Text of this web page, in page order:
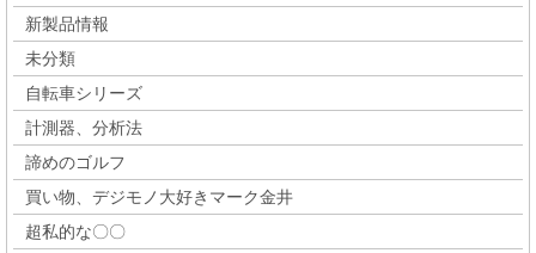
新製品情報
未分類
自転車シリーズ
計測器、分析法
諦めのゴルフ
買い物、デジモノ大好きマーク金井
超私的な〇〇